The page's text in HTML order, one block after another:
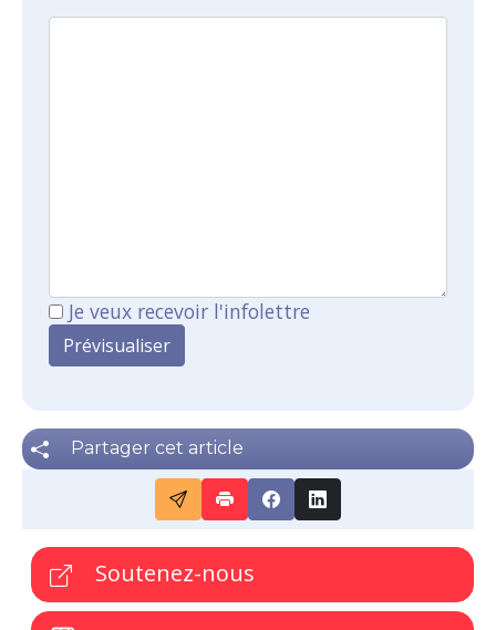
Je veux recevoir l'infolettre
Partager cet article
Soutenez-nous